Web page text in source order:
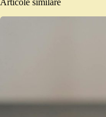
Articole similare